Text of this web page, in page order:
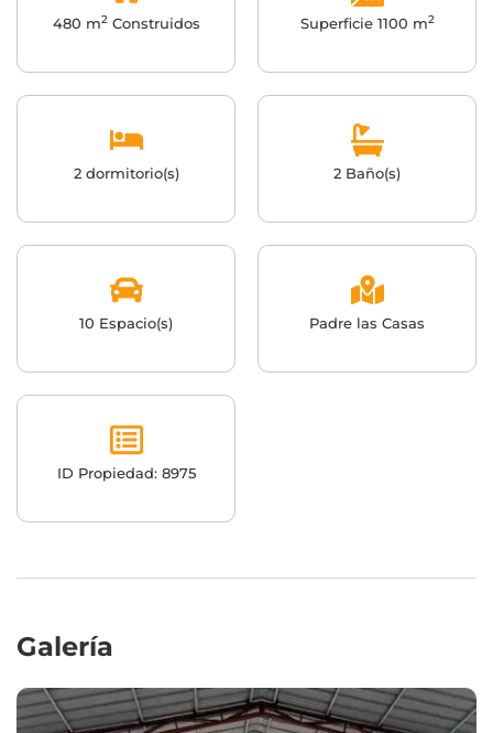
480 m2Construidos Superficie 1100 m2
2 dormitorio(s) 2 Baño(s)
10 Espacio(s) Padre las Casas
ID Propiedad: 8975
Galería